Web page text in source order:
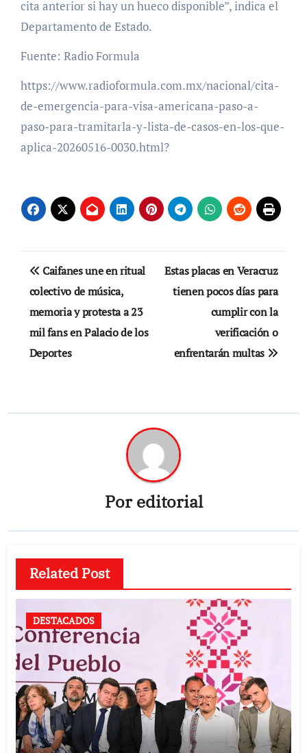
cita anterior si hay un hueco disponible”, indica el
Departamento de Estado.
Fuente: Radio Formula
https://www.radioformula.com.mx/nacional/cita-
de-emergencia-para-visa-americana-paso-a-
paso-para-tramitarla-y-lista-de-casos-en-los-que-
aplica-20260516-0030.html?
Navegación
de
entradas
Caifanes une en ritual
colectivo de música,
memoria y protesta a 23
mil fans en Palacio de los
Deportes
Estas placas en Veracruz
tienen pocos días para
cumplir con la
verificación o
enfrentarán multas
Poreditorial
Related Post
DESTACADOS